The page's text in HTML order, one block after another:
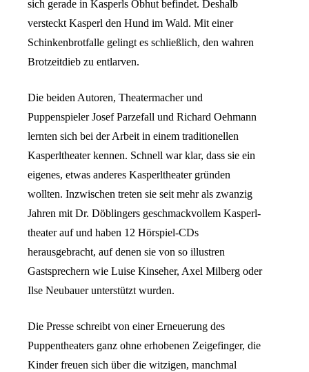
sich gerade in Kasperls Obhut befindet. Deshalb
versteckt Kasperl den Hund im Wald. Mit einer
Schinkenbrotfalle gelingt es schließlich, den wahren
Brotzeitdieb zu entlarven.
Die beiden Autoren, Theatermacher und
Puppenspieler Josef Parzefall und Richard Oehmann
lernten sich bei der Arbeit in einem traditionellen
Kasperltheater kennen. Schnell war klar, dass sie ein
eigenes, etwas anderes Kasperltheater gründen
wollten. Inzwischen treten sie seit mehr als zwanzig
Jahren mit Dr. Döblingers geschmackvollem Kasperl-
theater auf und haben 12 Hörspiel-CDs
herausgebracht, auf denen sie von so illustren
Gastsprechern wie Luise Kinseher, Axel Milberg oder
Ilse Neubauer unterstützt wurden.
Die Presse schreibt von einer Erneuerung des
Puppentheaters ganz ohne erhobenen Zeigefinger, die
Kinder freuen sich über die witzigen, manchmal